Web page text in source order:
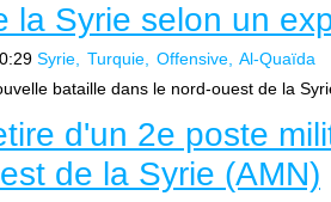
la Syrie selon un
Syrie Turquie Offensive Al-Quaïda
bataille dans le nord-ouest de la
d'un 2e poste
de la Syrie (AMN)